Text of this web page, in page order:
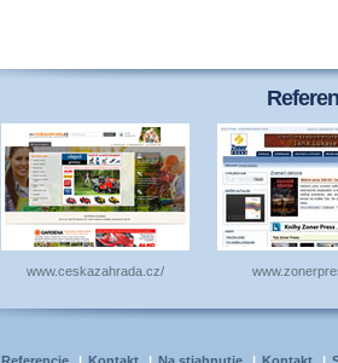
www.ceskazahrada.cz/